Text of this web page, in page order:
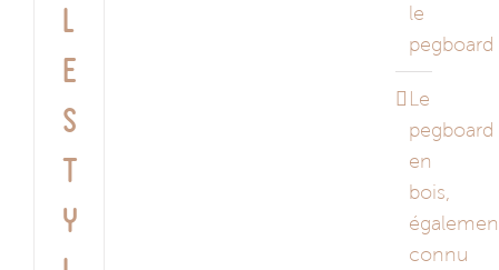
L
e
s
t
y
le
pegboard
Le
pegboard
en
bois,
connu